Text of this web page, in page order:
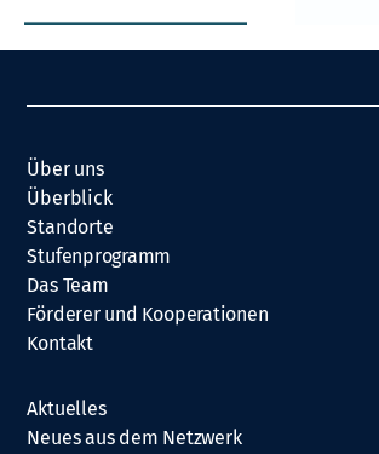
Über uns
Überblick
Standorte
Stufenprogramm
Das Team
Förderer und Kooperationen
Kontakt
Aktuelles
Neues aus dem Netzwerk